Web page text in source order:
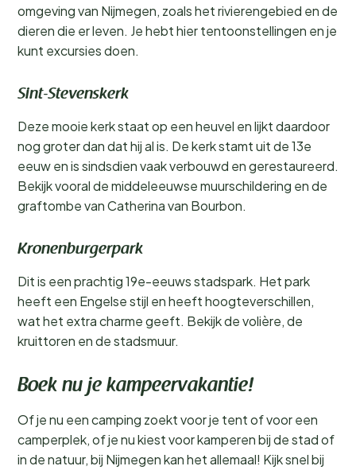
omgeving van Nijmegen, zoals het rivierengebied en de
dieren die er leven. Je hebt hier tentoonstellingen en je
kunt excursies doen.
Sint-Stevenskerk
Deze mooie kerk staat op een heuvel en lijkt daardoor
nog groter dan dat hij al is. De kerk stamt uit de 13e
eeuw en is sindsdien vaak verbouwd en gerestaureerd.
Bekijk vooral de middeleeuwse muurschildering en de
graftombe van Catherina van Bourbon.
Kronenburgerpark
Dit is een prachtig 19e-eeuws stadspark. Het park
heeft een Engelse stijl en heeft hoogteverschillen,
wat het extra charme geeft. Bekijk de volière, de
kruittoren en de stadsmuur.
Boek nu je kampeervakantie!
Of je nu een camping zoekt voor je tent of voor een
camperplek, of je nu kiest voor kamperen bij de stad of
in de natuur, bij Nijmegen kan het allemaal! Kijk snel bij